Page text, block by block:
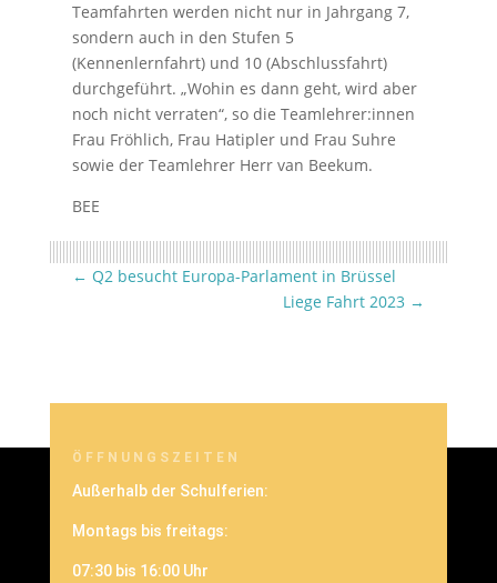
Teamfahrten werden nicht nur in Jahrgang 7,
sondern auch in den Stufen 5
(Kennenlernfahrt) und 10 (Abschlussfahrt)
durchgeführt. „Wohin es dann geht, wird aber
noch nicht verraten“, so die Teamlehrer:innen
Frau Fröhlich, Frau Hatipler und Frau Suhre
sowie der Teamlehrer Herr van Beekum.
BEE
← Q2 besucht Europa-Parlament in Brüssel
Liege Fahrt 2023 →
ÖFFNUNGSZEITEN
Außerhalb der Schulferien:
Montags bis freitags:
07:30 bis 16:00 Uhr